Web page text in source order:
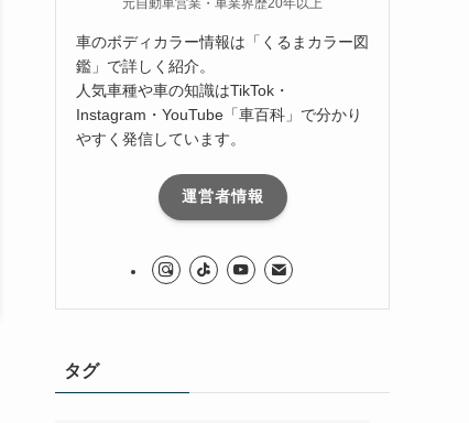
車のボディカラー情報は「くるまカラー図
鑑」で詳しく紹介。
人気車種や車の知識はTikTok・
Instagram・YouTube「車百科」で分かり
やすく発信しています。
運営者情報
タグ